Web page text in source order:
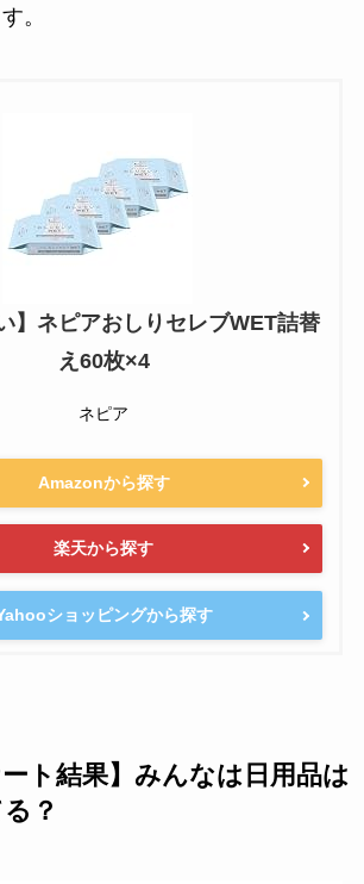
。
】ネピアおしりセレブWET詰替
え60枚×4
ネピア
Amazonから探す
楽天から探す
ショッピングから探す
ート結果】みんなは日用品は
？